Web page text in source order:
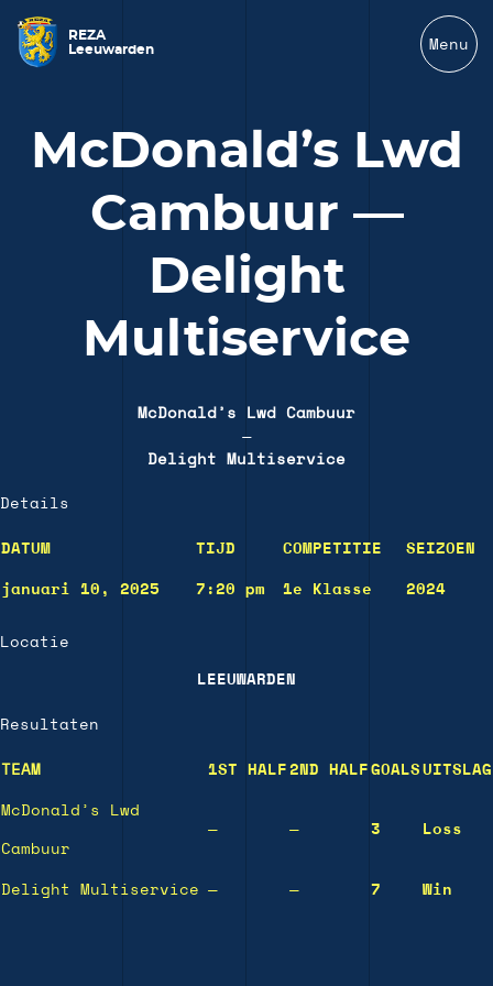
REZA
Leeuwarden
Menu
McDonald’s Lwd
Cambuur —
Delight
Multiservice
McDonald’s Lwd Cambuur
—
Delight Multiservice
Details
DATUM TIJD COMPETITIE SEIZOEN
januari 10, 2025 7:20 pm 1e Klasse 2024
Locatie
LEEUWARDEN
Resultaten
TEAM 1ST HALF 2ND HALF GOALS UITSLAG
McDonald’s Lwd
Cambuur
— — 3 Loss
Delight Multiservice — — 7 Win